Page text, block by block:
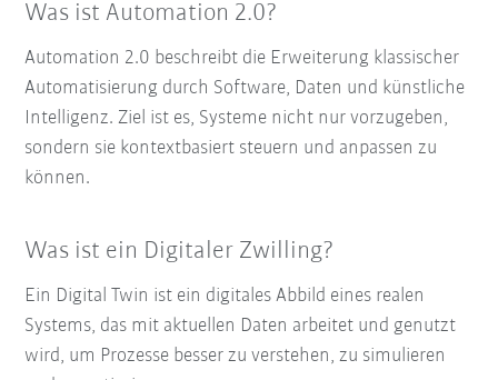
Was ist Automation 2.0?
Automation 2.0 beschreibt die Erweiterung klassischer
Automatisierung durch Software, Daten und künstliche
Intelligenz. Ziel ist es, Systeme nicht nur vorzugeben,
sondern sie kontextbasiert steuern und anpassen zu
können.
Was ist ein Digitaler Zwilling?
Ein Digital Twin ist ein digitales Abbild eines realen
Systems, das mit aktuellen Daten arbeitet und genutzt
wird, um Prozesse besser zu verstehen, zu simulieren